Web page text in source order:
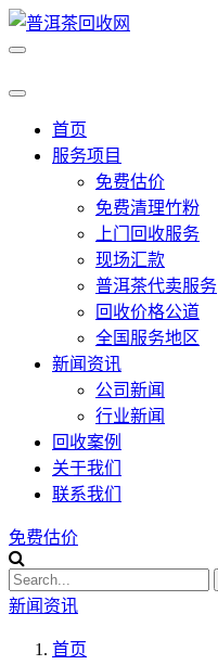
首页
服务项目
免费估价
免费清理竹粉
上门回收服务
现场汇款
普洱茶代卖服务
回收价格公道
全国服务地区
新闻资讯
公司新闻
行业新闻
回收案例
关于我们
联系我们
免费估价
新闻资讯
首页